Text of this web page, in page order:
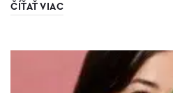
ČÍŤAŤ VIAC